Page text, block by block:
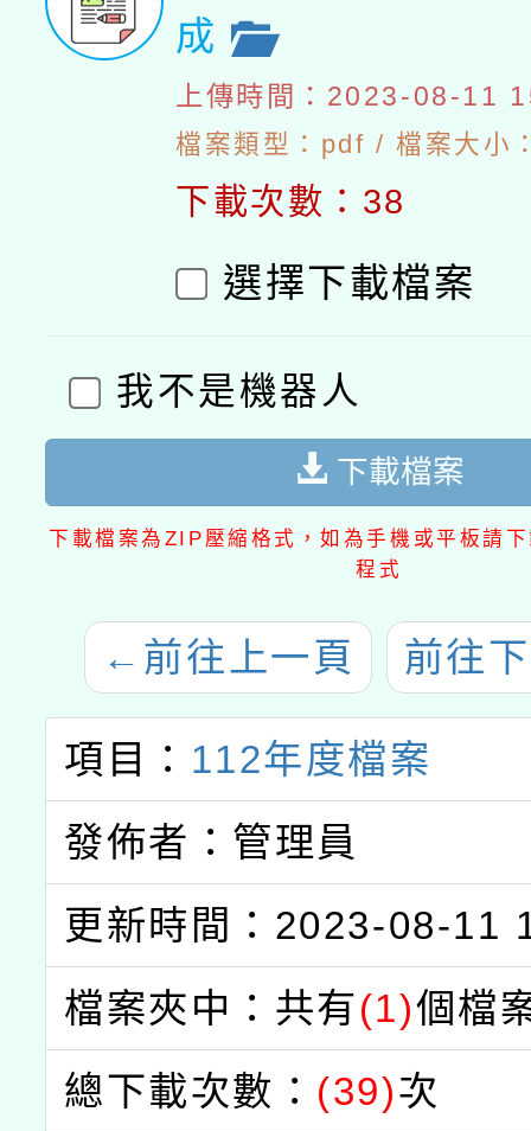
成
上傳時間：2023-08-11
檔案類型：pdf / 檔案大小
下載次數：38
選擇下載檔案
我不是機器人
下載檔案
下載檔案為ZIP壓縮格式，如為手機或平板請
程式
← 前往上一頁 前往
項目： 112年度檔案
發佈者：管理員
更新時間：2023-08-11
檔案夾中：共有(1)個檔
總下載次數： (39)次